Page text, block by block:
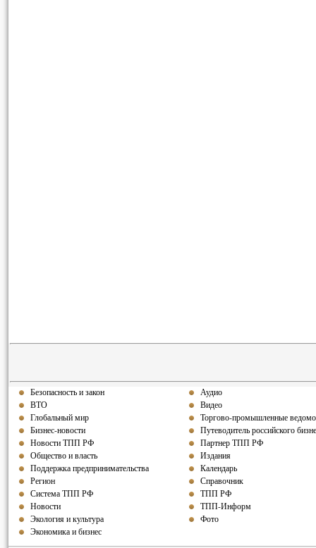
Безопасность и закон
ВТО
Глобальный мир
Бизнес-новости
Новости ТПП РФ
Общество и власть
Поддержка предпринимательства
Регион
Система ТПП РФ
Новости
Экология и культура
Экономика и бизнес
Аудио
Видео
Торгово-промышленные
Путеводитель российского
Партнер ТПП РФ
Издания
Календарь
Справочник
ТПП РФ
ТПП-Информ
Фото